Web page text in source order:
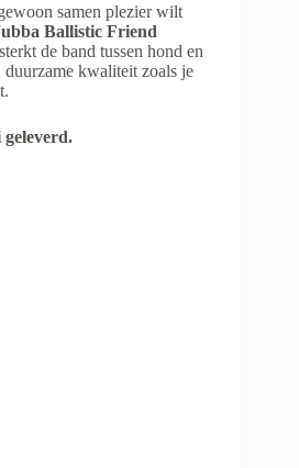
samen plezier wilt
Ballistic Friend
de band tussen hond en
kwaliteit zoals je